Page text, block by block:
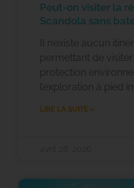
Peut-on visiter la
Scandola sans
Il n’existe aucun
permettant de
protection
l’exploration à pied
LIRE LA SUITE »